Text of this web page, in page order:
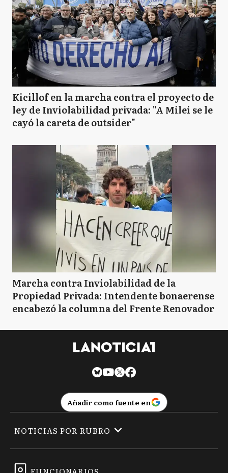
Kicillof en la marcha contra el proyecto de
ley de Inviolabilidad privada: "A Milei se le
cayó la careta de outsider"
Marcha contra Inviolabilidad de la
Propiedad Privada: Intendente bonaerense
encabezó la columna del Frente Renovador
Añadir como fuente en
NOTICIAS POR RUBRO